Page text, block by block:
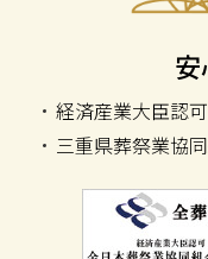
経済産業大臣認
三重県葬祭業協